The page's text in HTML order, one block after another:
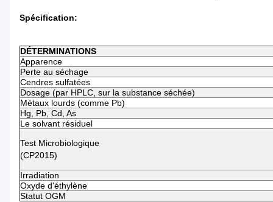
Spécification:
DÉTERMINATIONS
Apparence
Perte au séchage
Cendres sulfatées
Dosage (par HPLC, sur la substance séchée)
Métaux lourds (comme Pb)
Hg, Pb, Cd, As
Le solvant résiduel
Test Microbiologique
(CP2015)
Irradiation
Oxyde d'éthylène
Statut OGM